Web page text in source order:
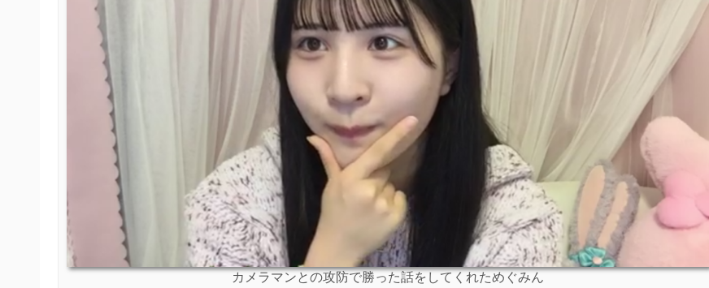
カメラマンとの攻防で勝った話をしてくれためぐみん